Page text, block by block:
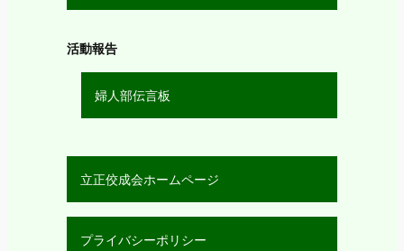
活動報告
婦人部伝言板
立正佼成会ホームページ
プライバシーポリシー